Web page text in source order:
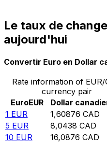
Le taux de
aujourd'hui
Convertir Euro en Dollar
Rate information of EUR/
currency pair
EuroEUR Dollar
1 EUR 1,60876 CAD
5 EUR 8,0438 CAD
10 EUR 16,0876 CAD